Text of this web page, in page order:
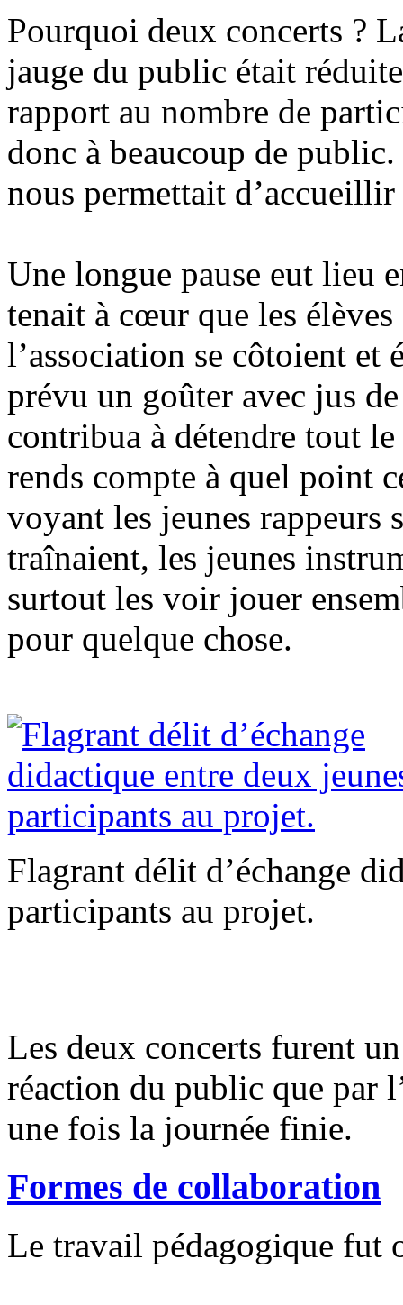
Pourquoi deux concerts ?
jauge du public était
rapport au nombre de
donc à beaucoup de
nous permettait
Une longue pause eut lieu
tenait à cœur que les
l’association se côtoient et
prévu un goûter avec jus
contribua à détendre tout
rends compte à quel point
voyant les jeunes rappeurs
traînaient, les jeunes
surtout les voir jouer
pour quelque chose.
Flagrant délit d’échange
participants au projet.
Les deux concerts furent
réaction du public que par
une fois la journée finie.
Formes de collaboration
Le travail pédagogique fut